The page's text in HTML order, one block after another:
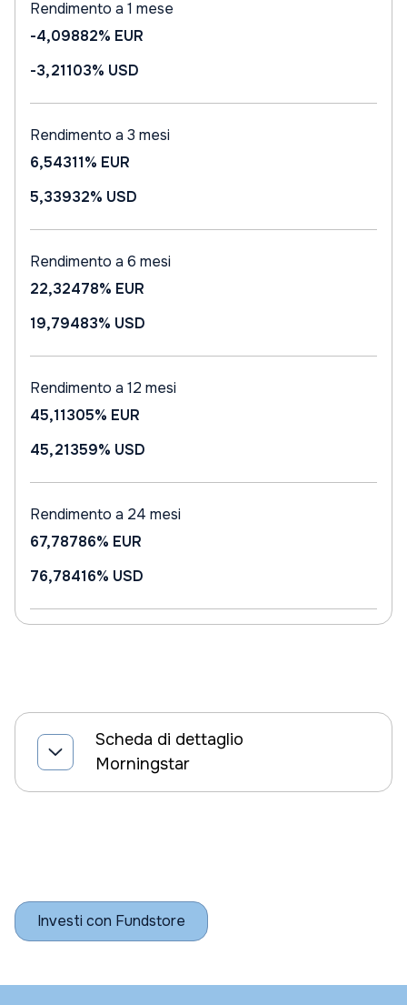
Rendimento a 1 mese
-4,09882% EUR
-3,21103% USD
Rendimento a 3 mesi
6,54311% EUR
5,33932% USD
Rendimento a 6 mesi
22,32478% EUR
19,79483% USD
Rendimento a 12 mesi
45,11305% EUR
45,21359% USD
Rendimento a 24 mesi
67,78786% EUR
76,78416% USD
Scheda di dettaglio
Morningstar
Investi con Fundstore